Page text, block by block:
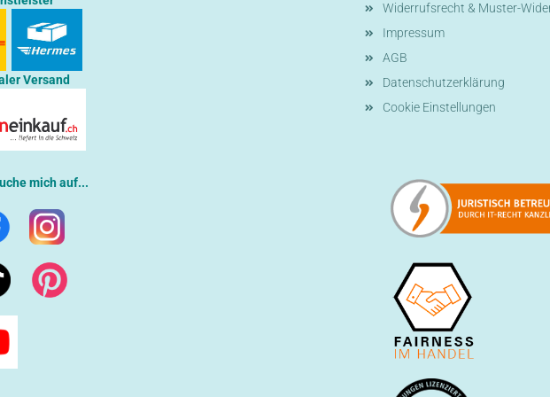
Versand
Widerrufsrecht & Muster-
Impressum
AGB
Datenschutzerklärung
Cookie Einstellungen
mich auf...